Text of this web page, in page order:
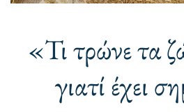
«Τι τρώνε τα
γιατί έχει